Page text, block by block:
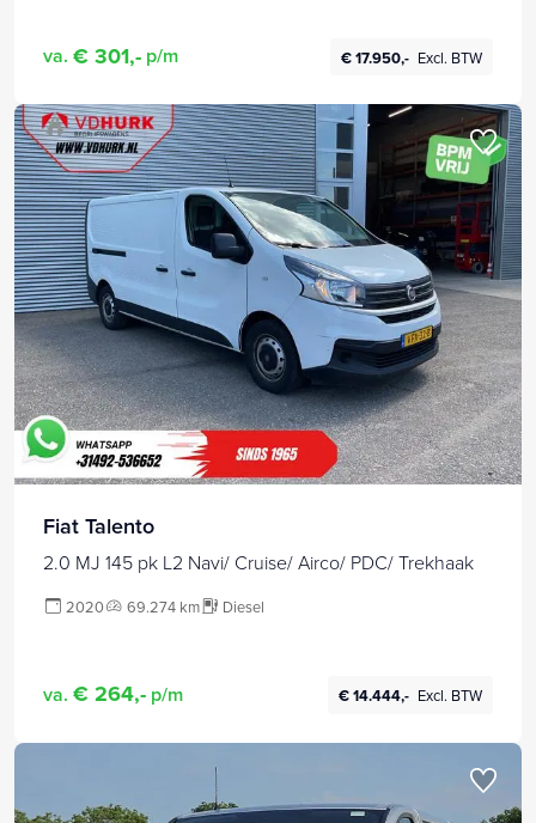
va. € 301,- p/m € 17.950,- Excl. BTW
Fiat Talento
2.0 MJ 145 pk L2 Navi/ Cruise/ Airco/ PDC/ Trekhaak
2020 69.274 km Diesel
va. € 264,- p/m € 14.444,- Excl. BTW